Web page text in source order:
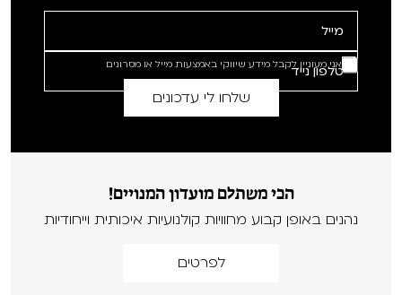
אני מעוניין לקבל מידע שיווקי באמצעות מייל או מסרונים
הכי משתלם מועדון המנויים!
נהנים באופן קבוע מחוויות קולנועיות איכותית וייחודיות
לפרטים